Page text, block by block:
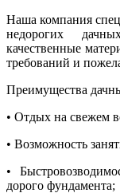
Наша компания
недорогих
качественные
требований и
Преимущества
• Отдых на свежем
• Возможность
•
дорого фундамента;